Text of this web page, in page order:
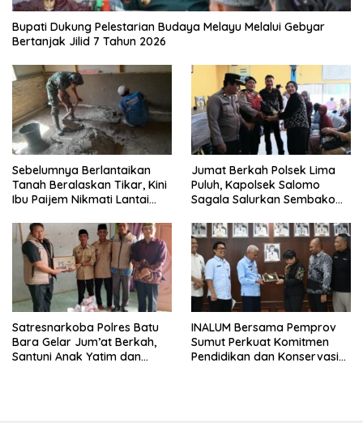
Bupati Dukung Pelestarian Budaya Melayu Melalui Gebyar
Bertanjak Jilid 7 Tahun 2026
Sebelumnya Berlantaikan
Tanah Beralaskan Tikar, Kini
Ibu Paijem Nikmati Lantai
Satgas TMMD Ke-129 Kodim
0208/Asahan
Jumat Berkah Polsek Lima
Puluh, Kapolsek Salomo
Sagala Salurkan Sembako
Gambus
Satresnarkoba Polres Batu
Bara Gelar Jum’at Berkah,
Santuni Anak Yatim dan
INALUM Bersama Pemprov
Sumut Perkuat Komitmen
Pendidikan dan Konservasi